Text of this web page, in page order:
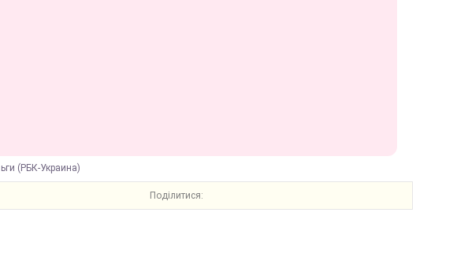
(РБК-Украина)
Поділитися: